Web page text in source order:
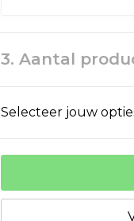
3. Aantal
Selecteer jouw